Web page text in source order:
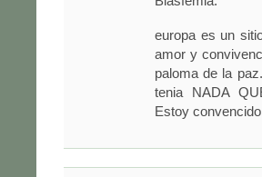
europa es un
amor y
paloma de la
tenia NADA
Estoy